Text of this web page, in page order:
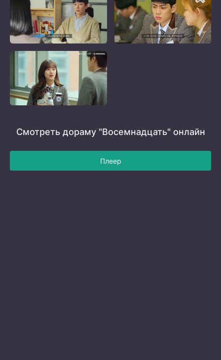
Смотреть дораму "Восемнадцать" онлайн
Плеер